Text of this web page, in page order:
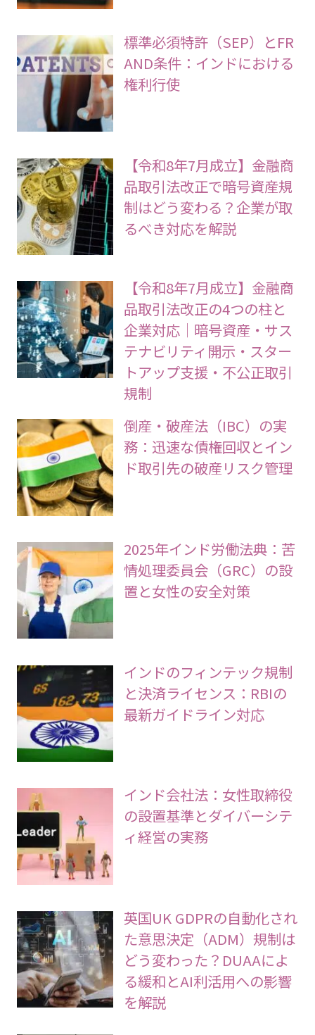
標準必須特許（SEP）とFR
AND条件：インドにおける
権利行使
【令和8年7月成立】金融商
品取引法改正で暗号資産規
制はどう変わる？企業が取
るべき対応を解説
【令和8年7月成立】金融商
品取引法改正の4つの柱と
企業対応｜暗号資産・サス
テナビリティ開示・スター
トアップ支援・不公正取引
規制
倒産・破産法（IBC）の実
務：迅速な債権回収とイン
ド取引先の破産リスク管理
2025年インド労働法典：苦
情処理委員会（GRC）の設
置と女性の安全対策
インドのフィンテック規制
と決済ライセンス：RBIの
最新ガイドライン対応
インド会社法：女性取締役
の設置基準とダイバーシテ
ィ経営の実務
英国UK GDPRの自動化され
た意思決定（ADM）規制は
どう変わった？DUAAによ
る緩和とAI利活用への影響
を解説